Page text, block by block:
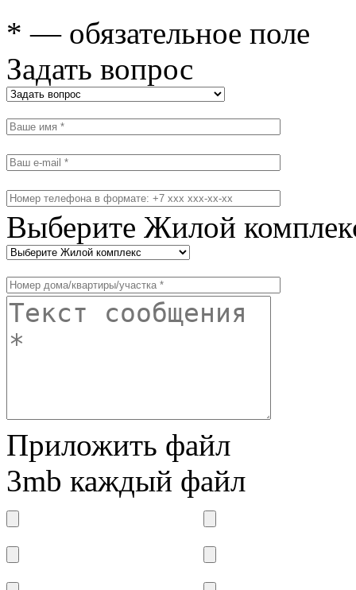
* — обязательное поле
Задать вопрос
Выберите Жилой
Приложить файл
3mb каждый файл